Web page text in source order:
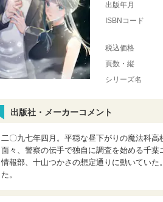
出版年月
ISBNコード
税込価格
頁数・縦
シリーズ名
出版社・メーカーコメント
二〇九七年四月。平穏な昼下がりの魔法科
面々、警察の伝手で独自に調査を始める千
情報部、十山つかさの想定通りに動いていた
た。